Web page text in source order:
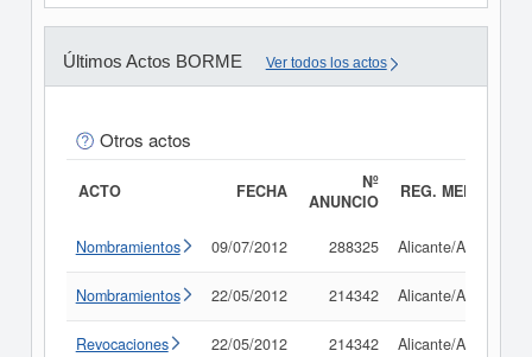
Últimos Actos BORME Ver todos los actos
Otros actos
ACTO FECHA
Nº
ANUNCIO
REG. MERC.
Nombramientos 09/07/2012 288325 Alicante/Alacant
Nombramientos 22/05/2012 214342 Alicante/Alacant
Revocaciones 22/05/2012 214342 Alicante/Alacant